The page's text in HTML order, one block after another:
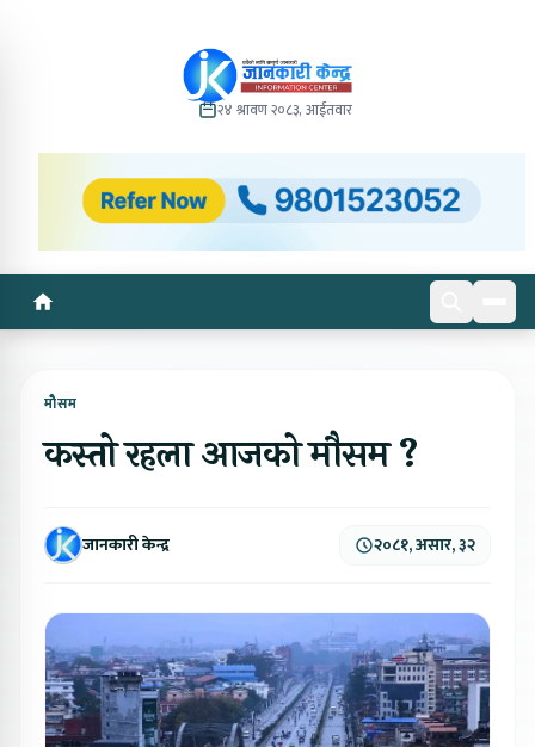
२४ श्रावण २०८३, आईतवार
मोेैसम
कस्तो रहला आजको मौसम ?
जानकारी केन्द्र २०८१, असार, ३२